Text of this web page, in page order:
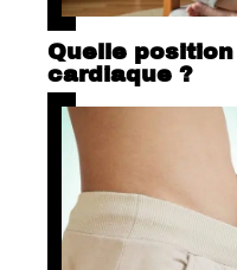
Quelle
cardiaque ?